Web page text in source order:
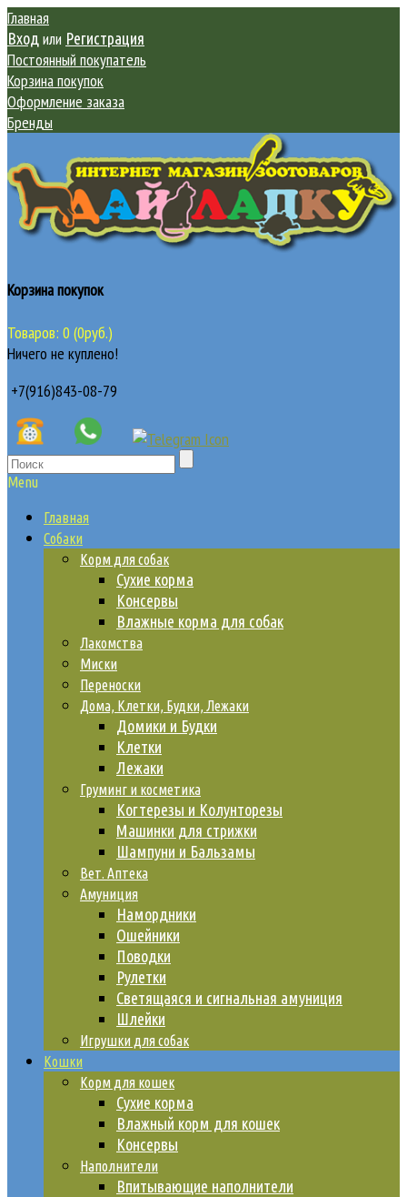
Главная
Вход или Регистрация
Постоянный покупатель
Корзина покупок
Оформление заказа
Бренды
Корзина покупок
Товаров: 0 (0руб.)
Ничего не куплено!
+7(916)843-08-79
Menu
Главная
Собаки
Корм для собак
Сухие корма
Консервы
Влажные корма для собак
Лакомства
Миски
Переноски
Дома, Клетки, Будки, Лежаки
Домики и Будки
Клетки
Лежаки
Груминг и косметика
Когтерезы и Колунторезы
Машинки для стрижки
Шампуни и Бальзамы
Вет. Аптека
Амуниция
Намордники
Ошейники
Поводки
Рулетки
Светящаяся и сигнальная амуниция
Шлейки
Игрушки для собак
Кошки
Корм для кошек
Сухие корма
Влажный корм для кошек
Консервы
Наполнители
Впитывающие наполнители